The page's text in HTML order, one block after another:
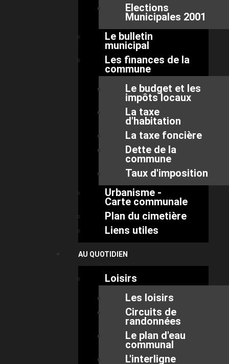
Elections
Municipales 2001
Le bulletin
municipal
Les finances de la
commune
Le budget et les
impôts locaux
La taxe
d'habitation
La taxe foncière
Dette de la
commune
Taux d'imposition
Urbanisme -
Carte communale
Plan du cimetière
Liens utiles
AU QUOTIDIEN
Loisirs
Les loisirs
Circuits de
randonnées
Le plan d'eau
communal
L'interligne